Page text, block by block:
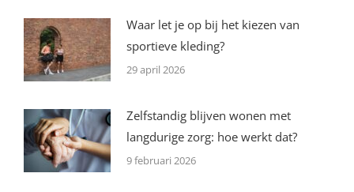
Waar let je op bij het kiezen van
sportieve kleding?
29 april 2026
Zelfstandig blijven wonen met
langdurige zorg: hoe werkt dat?
9 februari 2026